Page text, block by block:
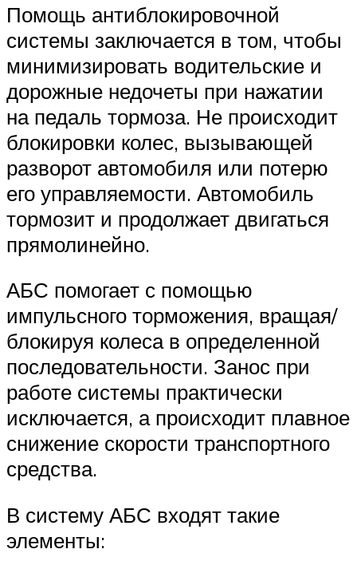
Помощь антиблокировочной
системы заключается в том, чтобы
минимизировать водительские и
дорожные недочеты при нажатии
на педаль тормоза. Не происходит
блокировки колес, вызывающей
разворот автомобиля или потерю
его управляемости. Автомобиль
тормозит и продолжает двигаться
прямолинейно.
АБС помогает с помощью
импульсного торможения, вращая/
блокируя колеса в определенной
последовательности. Занос при
работе системы практически
исключается, а происходит плавное
снижение скорости транспортного
средства.
В систему АБС входят такие
элементы: